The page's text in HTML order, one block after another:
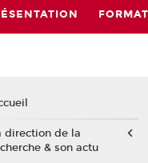
direction de la
& son actu